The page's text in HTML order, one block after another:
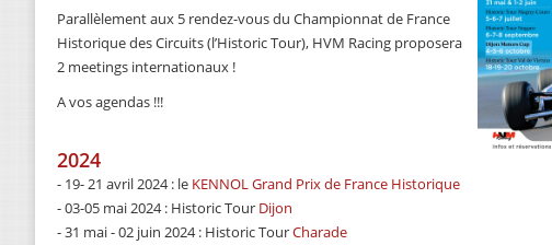
Parallèlement aux 5 rendez-vous du Championnat de France
Historique des Circuits (l’Historic Tour), HVM Racing proposera
2 meetings internationaux !
A vos agendas !!!
2024
- 19- 21 avril 2024 : le KENNOL Grand Prix de France Historique
- 03-05 mai 2024 : Historic Tour Dijon
- 31 mai - 02 juin 2024 : Historic TourCharade